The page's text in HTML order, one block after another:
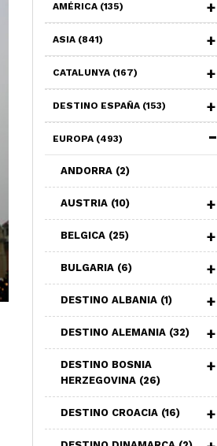
AMÉRICA (135)
ASIA (841)
CATALUNYA (167)
DESTINO ESPAÑA (153)
EUROPA (493)
ANDORRA (2)
AUSTRIA (10)
BELGICA (25)
BULGARIA (6)
DESTINO ALBANIA (1)
DESTINO ALEMANIA (32)
DESTINO BOSNIA
HERZEGOVINA (26)
DESTINO CROACIA (16)